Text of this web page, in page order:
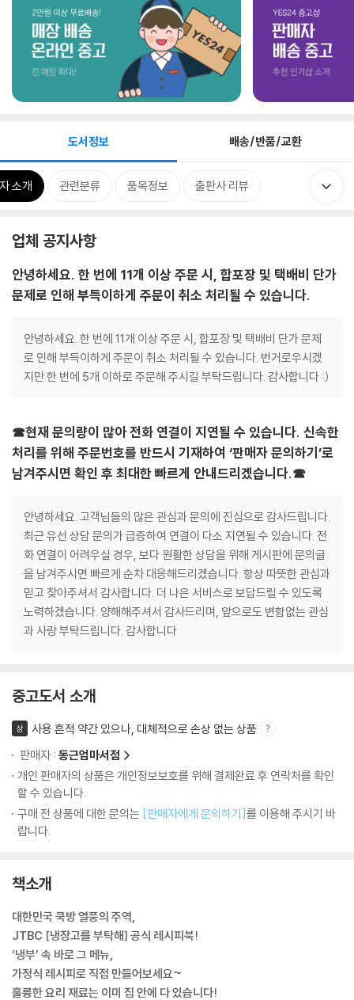
도서정보 배송/반품/교환
소개 관련분류 품목정보 출판사 리뷰
업체 공지사항
안녕하세요. 한 번에 11개 이상 주문 시, 합포장 및 택배비 단가
문제로 인해 부득이하게 주문이 취소 처리될 수 있습니다.
안녕하세요. 한 번에 11개 이상 주문 시, 합포장 및 택배비 단가 문제
로 인해 부득이하게 주문이 취소 처리될 수 있습니다. 번거로우시겠
지만 한 번에 5개 이하로 주문해 주시길 부탁드립니다. 감사합니다 :)
☎현재 문의량이 많아 전화 연결이 지연될 수 있습니다. 신속한
처리를 위해 주문번호를 반드시 기재하여 ‘판매자 문의하기’로
남겨주시면 확인 후 최대한 빠르게 안내드리겠습니다.☎
안녕하세요. 고객님들의 많은 관심과 문의에 진심으로 감사드립니다.
최근 유선 상담 문의가 급증하여 연결이 다소 지연될 수 있습니다. 전
화 연결이 어려우실 경우, 보다 원활한 상담을 위해 게시판에 문의글
을 남겨주시면 빠르게 순차 대응해드리겠습니다. 항상 따뜻한 관심과
믿고 찾아주셔서 감사합니다. 더 나은 서비스로 보답드릴 수 있도록
노력하겠습니다. 양해해주셔서 감사드리며, 앞으로도 변함없는 관심
과 사랑 부탁드립니다. 감사합니다
중고도서 소개
상
사용 흔적 약간 있으나, 대체적으로 손상 없는 상품
판매자 : 동근엄마서점
개인 판매자의 상품은 개인정보보호를 위해 결제완료 후 연락처를 확인
할 수 있습니다.
구매 전 상품에 대한 문의는 [판매자에게 문의하기]를 이용해 주시기 바
랍니다.
책소개
대한민국 쿡방 열풍의 주역,
JTBC [냉장고를 부탁해] 공식 레시피북!
‘냉부’ 속 바로 그 메뉴,
가정식 레시피로 직접 만들어보세요~
훌륭한 요리 재료는 이미 집 안에 다 있습니다!